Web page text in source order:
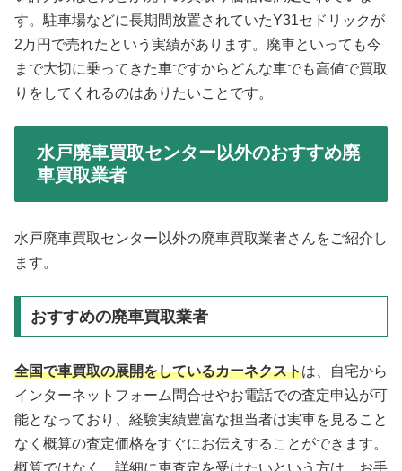
す。駐車場などに長期間放置されていたY31セドリックが
2万円で売れたという実績があります。廃車といっても今
まで大切に乗ってきた車ですからどんな車でも高値で買取
りをしてくれるのはありたいことです。
水戸廃車買取センター以外のおすすめ廃
車買取業者
水戸廃車買取センター以外の廃車買取業者さんをご紹介し
ます。
おすすめの廃車買取業者
全国で車買取の展開をしているカーネクストは、自宅から
インターネットフォーム問合せやお電話での査定申込が可
能となっており、経験実績豊富な担当者は実車を見ること
なく概算の査定価格をすぐにお伝えすることができます。
概算ではなく、詳細に車査定を受けたいという方は、お手